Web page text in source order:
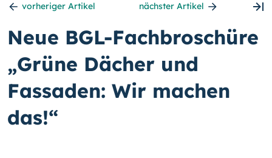
vorheriger Artikel nächster Artikel
Neue BGL-Fachbroschüre
„Grüne Dächer und
Fassaden: Wir machen
das!“